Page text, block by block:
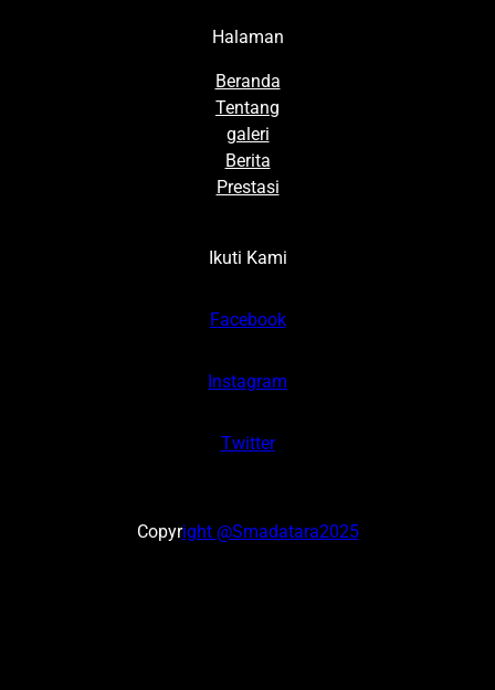
Halaman
Beranda
Tentang
galeri
Berita
Prestasi
Ikuti Kami
Facebook
Instagram
Twitter
Copyright @Smadatara2025